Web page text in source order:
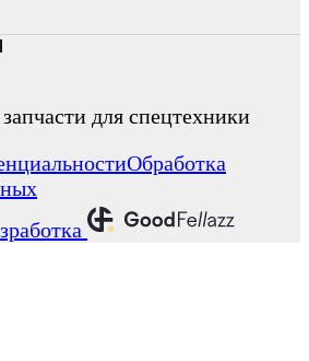
для спецтехники
Обработка